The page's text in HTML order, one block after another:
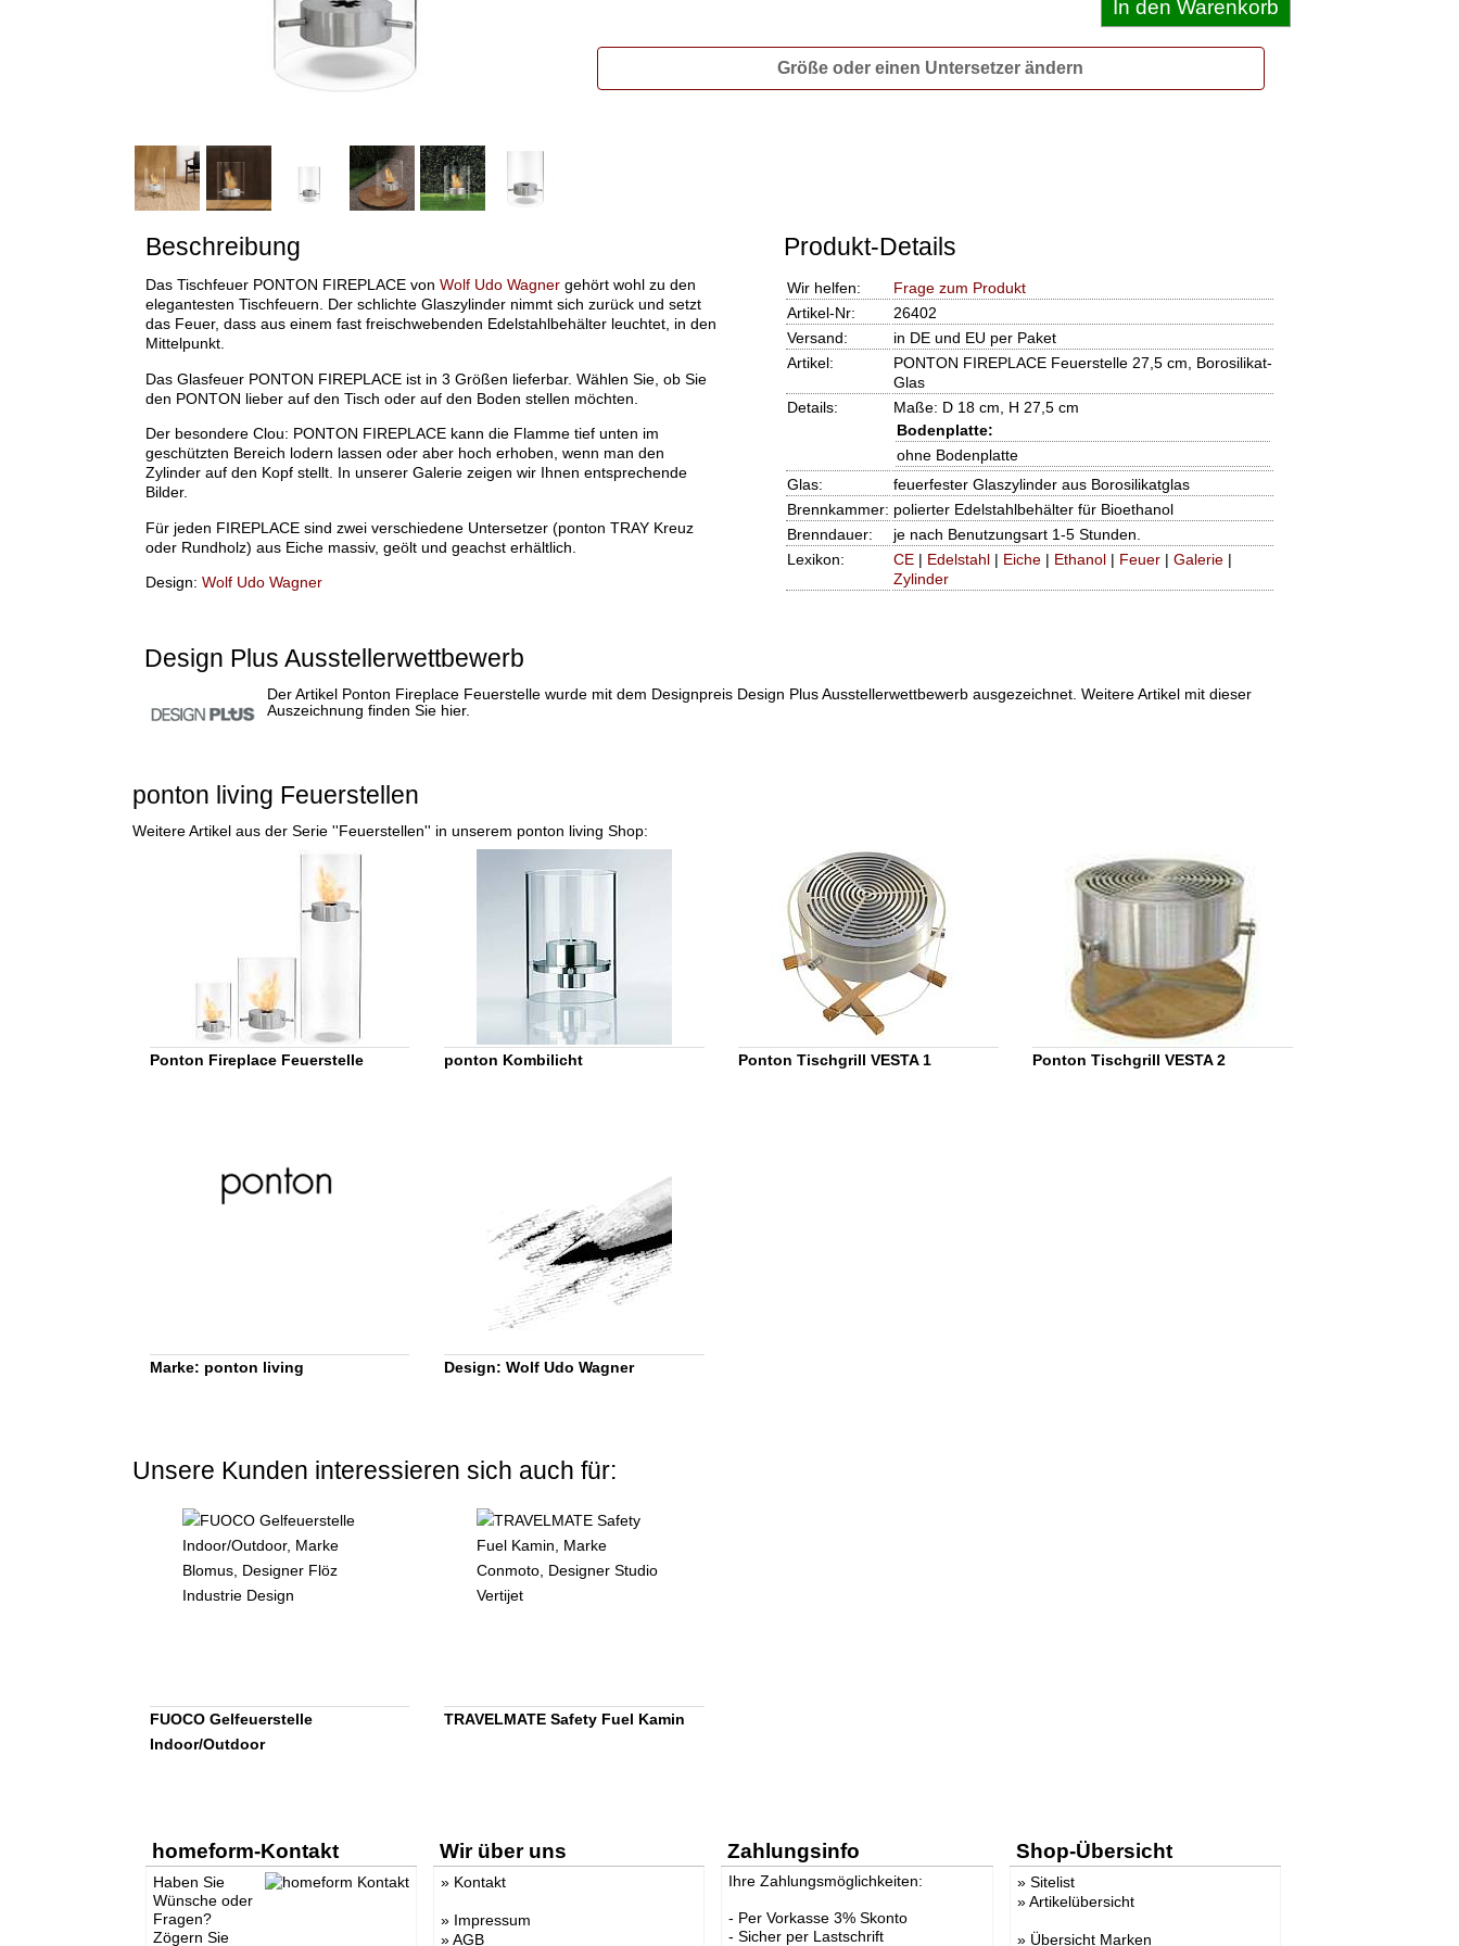
Größe oder einen Untersetzer ändern
Beschreibung
Das Tischfeuer PONTON FIREPLACE von Wolf Udo Wagnergehört wohl zu den
elegantesten Tischfeuern. Der schlichte Glaszylinder nimmt sich zurück und setzt
das Feuer, dass aus einem fast freischwebenden Edelstahlbehälter leuchtet, in den
Mittelpunkt.
Das Glasfeuer PONTON FIREPLACE ist in 3 Größen lieferbar. Wählen Sie, ob Sie
den PONTON lieber auf den Tisch oder auf den Boden stellen möchten.
Der besondere Clou: PONTON FIREPLACE kann die Flamme tief unten im
geschützten Bereich lodern lassen oder aber hoch erhoben, wenn man den
Zylinder auf den Kopf stellt. In unserer Galerie zeigen wir Ihnen entsprechende
Bilder.
Für jeden FIREPLACE sind zwei verschiedene Untersetzer (ponton TRAY Kreuz
oder Rundholz) aus Eiche massiv, geölt und geachst erhältlich.
Design: Wolf Udo Wagner
Produkt-Details
Wir helfen:
Frage zum Produkt
Artikel-Nr:
26402
Versand:
in DE und EU per Paket
Artikel:
PONTON FIREPLACE Feuerstelle 27,5 cm, Borosilikat-
Glas
Details:
Maße: D 18 cm, H 27,5 cm
Bodenplatte:
ohne Bodenplatte
Glas:
feuerfester Glaszylinder aus Borosilikatglas
Brennkammer: polierter Edelstahlbehälter für Bioethanol
Brenndauer:
je nach Benutzungsart 1-5 Stunden.
Lexikon:
CE| Edelstahl| Eiche| Ethanol| Feuer| Galerie|
Zylinder
Design Plus Ausstellerwettbewerb
Der Artikel Ponton Fireplace Feuerstellewurde mit dem Designpreis Design Plus Ausstellerwettbewerb ausgezeichnet. Weitere Artikel mit dieser
Auszeichnung finden Sie hier.
ponton living Feuerstellen
Weitere Artikel aus der Serie ''Feuerstellen'' in unserem ponton living Shop:
Ponton Fireplace Feuerstelle ponton Kombilicht Ponton Tischgrill VESTA 1 Ponton Tischgrill VESTA 2
Marke: ponton living Design: Wolf Udo Wagner
Unsere Kunden interessieren sich auch für:
FUOCO Gelfeuerstelle
Indoor/Outdoor
TRAVELMATE Safety Fuel Kamin
homeform-Kontakt
Haben Sie
Wünsche oder
Fragen?
Zögern Sie
Wir über uns
» Kontakt
» Impressum
»AGB
Zahlungsinfo
Ihre Zahlungsmöglichkeiten:
- Per Vorkasse 3% Skonto
- Sicher per Lastschrift
Shop-Übersicht
» Sitelist
»Artikelübersicht
» Übersicht Marken